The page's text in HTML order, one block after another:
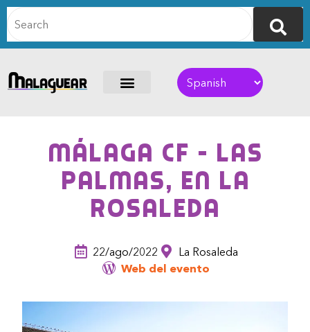
Málaga CF – Las
Palmas, en La
Rosaleda
22/ago/2022
La Rosaleda
Web del evento